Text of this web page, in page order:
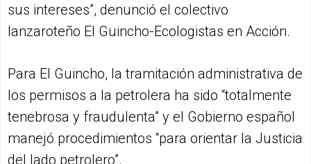
sus intereses”, denunció el colectivo
lanzaroteño El Guincho-Ecologistas en Acción.
Para El Guincho, la tramitación administrativa de
los permisos a la petrolera ha sido “totalmente
tenebrosa y fraudulenta” y el Gobierno español
manejó procedimientos “para orientar la Justicia
del lado petrolero”.